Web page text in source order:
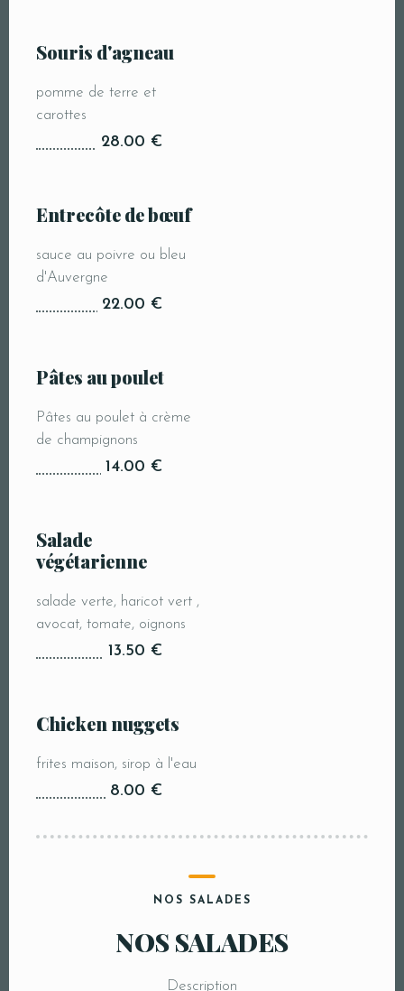
Souris d'agneau
pomme de terre et
carottes
28.00 €
Entrecôte de bœuf
sauce au poivre ou bleu
d'Auvergne
22.00 €
Pâtes au poulet
Pâtes au poulet à crème
de champignons
14.00 €
Salade
végétarienne
salade verte, haricot vert ,
avocat, tomate, oignons
13.50 €
Chicken nuggets
frites maison, sirop à l'eau
8.00 €
NOS SALADES
NOS SALADES
Description